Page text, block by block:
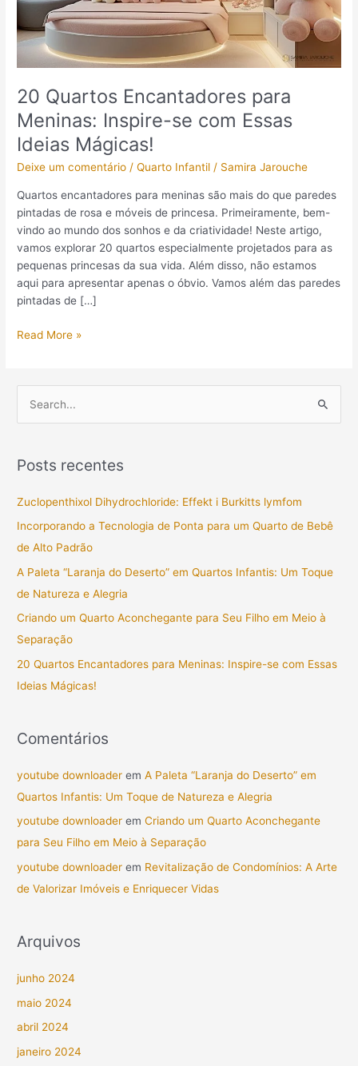
20 Quartos Encantadores para
Meninas: Inspire-se com Essas
Ideias Mágicas!
Deixe um comentário /Quarto Infantil / Samira Jarouche
Quartos encantadores para meninas são mais do que paredes
pintadas de rosa e móveis de princesa. Primeiramente, bem-
vindo ao mundo dos sonhos e da criatividade! Neste artigo,
vamos explorar 20 quartos especialmente projetados para as
pequenas princesas da sua vida. Além disso, não estamos
aqui para apresentar apenas o óbvio. Vamos além das paredes
pintadas de […]
Ideias
Mágicas!
Read More »
q
r
p
o
r
:
Posts recentes
Zuclopenthixol Dihydrochloride: Effekt i Burkitts lymfom
Incorporando a Tecnologia de Ponta para um Quarto de Bebê
de Alto Padrão
A Paleta “Laranja do Deserto” em Quartos Infantis: Um Toque
de Natureza e Alegria
Criando um Quarto Aconchegante para Seu Filho em Meio à
Separação
20 Quartos Encantadores para Meninas: Inspire-se com Essas
Ideias Mágicas!
Comentários
youtube downloader emA Paleta “Laranja do Deserto” em
Quartos Infantis: Um Toque de Natureza e Alegria
youtube downloader emCriando um Quarto Aconchegante
para Seu Filho em Meio à Separação
youtube downloader em Revitalização de Condomínios: A Arte
de Valorizar Imóveis e Enriquecer Vidas
Arquivos
junho 2024
maio 2024
abril 2024
janeiro 2024